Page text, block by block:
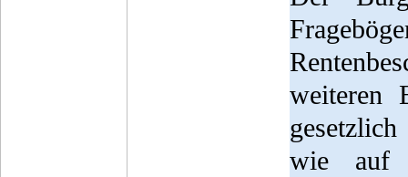
weiteren
wie auf